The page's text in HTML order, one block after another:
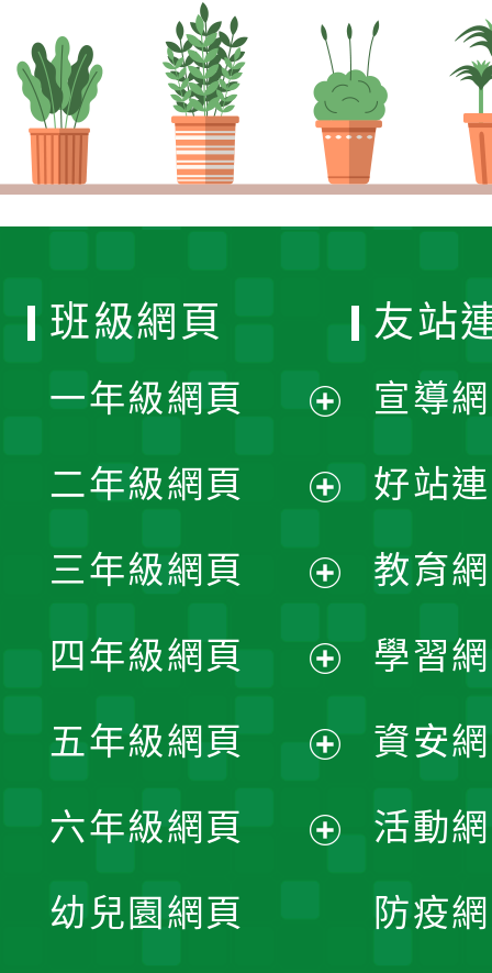
班級網頁
一年級網頁
開
選
單
二年級網頁
開
選
單
三年級網頁
開
選
單
四年級網頁
開
選
五年級網頁
開
六年級網頁
幼兒園網頁
友站
宣導
好站
教育
學習
資安
活動
防疫